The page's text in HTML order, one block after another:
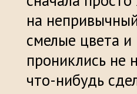
на
смелые цвета
прониклись не
что-нибудь